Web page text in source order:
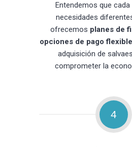
Entendemos que
necesidades
ofrecemos planes de
opciones de pago
adquisición de
comprometer la
4